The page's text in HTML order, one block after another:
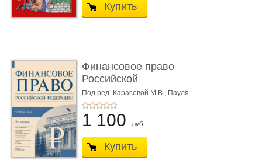
Купить
Финансовое право
Российской
Федерации. 5-е изд�
...
Под ред. Карасевой М.В., Пауля
А.Г., Красюкова А.В.
1 100 руб.
Купить